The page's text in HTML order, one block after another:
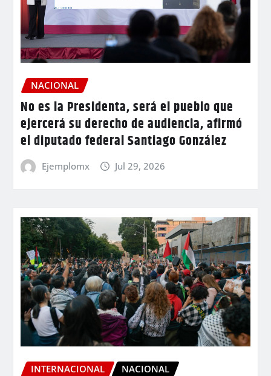
NACIONAL
No es la Presidenta, será el pueblo que
ejercerá su derecho de audiencia, afirmó
el diputado federal Santiago González
Ejemplomx Jul 29, 2026
INTERNACIONAL NACIONAL